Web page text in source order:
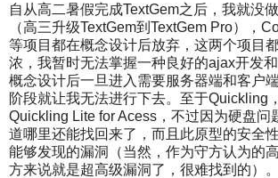
自从高二暑假完成TextGem之后，我就没
（高三升级TextGem到TextGem Pro），
等项目都在概念设计后放弃，这两个项目
浓，我暂时无法掌握一种良好的ajax开发
概念设计后一旦进入需要服务器端和客户
阶段就让我无法进行下去。至于Quickling
Quickling Lite for Acess，不过因为硬盘问
道哪里还能找回来了，而且此原型的安全
能够发现的漏洞（当然，作为守方认为的
方来说就是超高级漏洞了，很难找到的）。